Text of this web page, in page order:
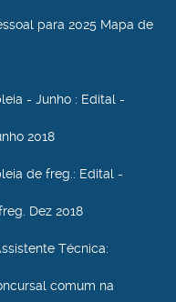
para 2025 Mapa de
- Junho : Edital -
2018
de freg. : Edital -
Dez 2018
Técnica:
comum na